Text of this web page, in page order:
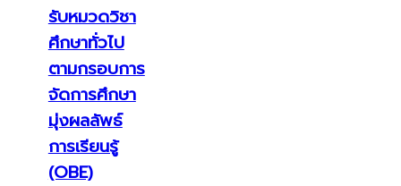
รับหมวดวิชา
ศึกษาทั่วไป
ตามกรอบการ
จัดการศึกษา
มุ่งผลลัพธ์
การเรียนรู้
(OBE)